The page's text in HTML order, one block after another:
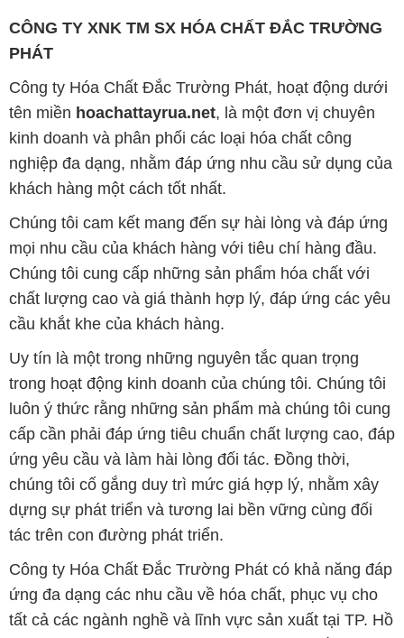
kinh doanh và phân phối các loại hóa chất công
nghiệp đa dạng, nhằm đáp ứng nhu cầu sử dụng của
khách hàng một cách tốt nhất.
Chúng tôi cam kết mang đến sự hài lòng và đáp ứng
mọi nhu cầu của khách hàng với tiêu chí hàng đầu.
Chúng tôi cung cấp những sản phẩm hóa chất với
chất lượng cao và giá thành hợp lý, đáp ứng các yêu
cầu khắt khe của khách hàng.
Uy tín là một trong những nguyên tắc quan trọng
trong hoạt động kinh doanh của chúng tôi. Chúng tôi
luôn ý thức rằng những sản phẩm mà chúng tôi cung
cấp cần phải đáp ứng tiêu chuẩn chất lượng cao, đáp
ứng yêu cầu và làm hài lòng đối tác. Đồng thời,
chúng tôi cố gắng duy trì mức giá hợp lý, nhằm xây
dựng sự phát triển và tương lai bền vững cùng đối
tác trên con đường phát triển.
Công ty Hóa Chất Đắc Trường Phát có khả năng đáp
ứng đa dạng các nhu cầu về hóa chất, phục vụ cho
tất cả các ngành nghề và lĩnh vực sản xuất tại TP. Hồ
Chí Minh. Sứ mệnh của chúng tôi là cung cấp và
phân phối những sản phẩm hóa chất đáng tin cậy,
chất lượng và có giá thành tốt nhất trên thị trường.
Chúng tôi tự hào có đội ngũ nhân viên giàu kinh